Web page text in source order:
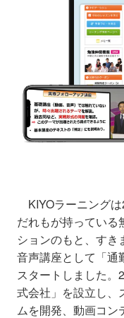
KIYOラーニングは
だれもが持っている
ションのもと、すき
音声講座として「通
スタートしました。
式会社」を設立し、
ムを開発、動画コン